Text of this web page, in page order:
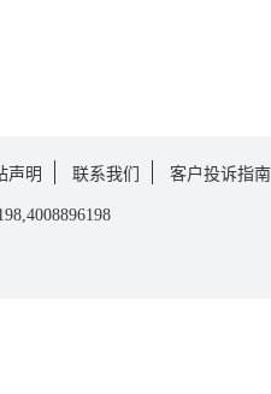
声明 联系我们 客户投诉指南